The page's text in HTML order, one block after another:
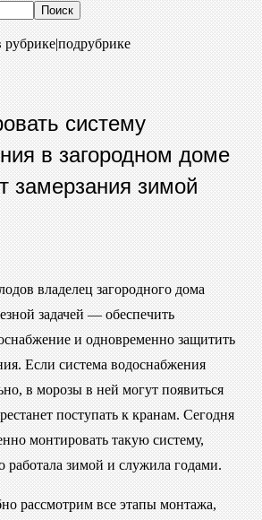
рубрике|подрубрике
систему
в загородном доме
замерзания зимой
владелец загородного дома
задачей — обеспечить
и одновременно защитить
Если система водоснабжения
в морозы в ней могут появиться
поступать к кранам. Сегодня
монтировать такую систему,
работала зимой и служила годами.
рассмотрим все этапы монтажа,